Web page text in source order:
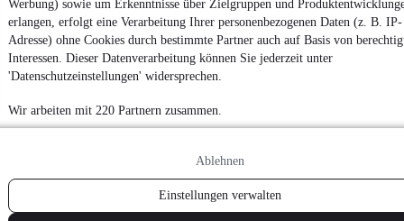
Werbung) sowie um Erkenntnisse über Zielgruppen und
erlangen, erfolgt eine Verarbeitung Ihrer personenbezogenen Daten (z. B. IP-
Adresse) ohne Cookies durch bestimmte Partner auch auf Basis von
Interessen. Dieser Datenverarbeitung können Sie jederzeit unter
'Datenschutzeinstellungen' widersprechen.
Wir arbeiten mit 220 Partnern zusammen.
Ablehnen
Einstellungen verwalten